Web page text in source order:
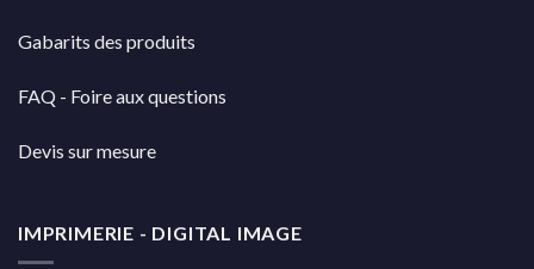
Gabarits des produits
FAQ - Foire aux questions
Devis sur mesure
IMPRIMERIE - DIGITAL IMAGE